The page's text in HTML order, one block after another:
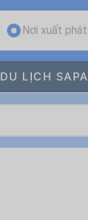
Nơi xuất phát
DU LỊCH SAPA